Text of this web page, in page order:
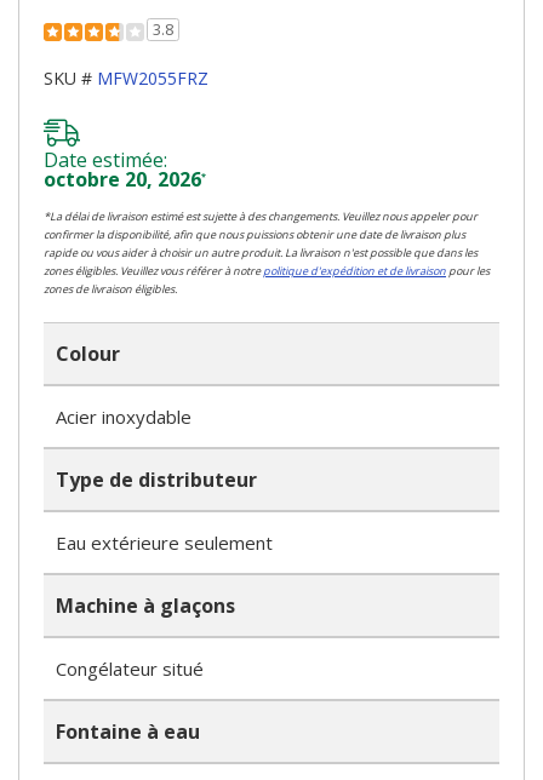
3.8
SKU # MFW2055FRZ
Date estimée:
octobre 20, 2026*
*La délai de livraison estimé est sujette à des changements. Veuillez nous appeler pour
confirmer la disponibilité, afin que nous puissions obtenir une date de livraison plus
rapide ou vous aider à choisir un autre produit. La livraison n'est possible que dans les
zones éligibles. Veuillez vous référer à notrepolitique d'expédition et de livraisonpour les
zones de livraison éligibles.
Colour
Acier inoxydable
Type de distributeur
Eau extérieure seulement
Machine à glaçons
Congélateur situé
Fontaine à eau